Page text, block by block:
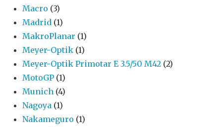
Macro (3)
Madrid (1)
MakroPlanar (1)
Meyer-Optik (1)
Meyer-Optik Primotar E 3.5/50 M42 (2)
MotoGP (1)
Munich (4)
Nagoya (1)
Nakameguro (1)